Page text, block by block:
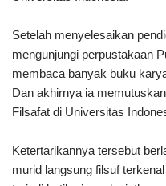
Setelah menyelesaikan
mengunjungi perpustakaan
membaca banyak buku
Dan akhirnya ia
Filsafat di Universitas
Ketertarikannya tersebut
murid langsung filsuf